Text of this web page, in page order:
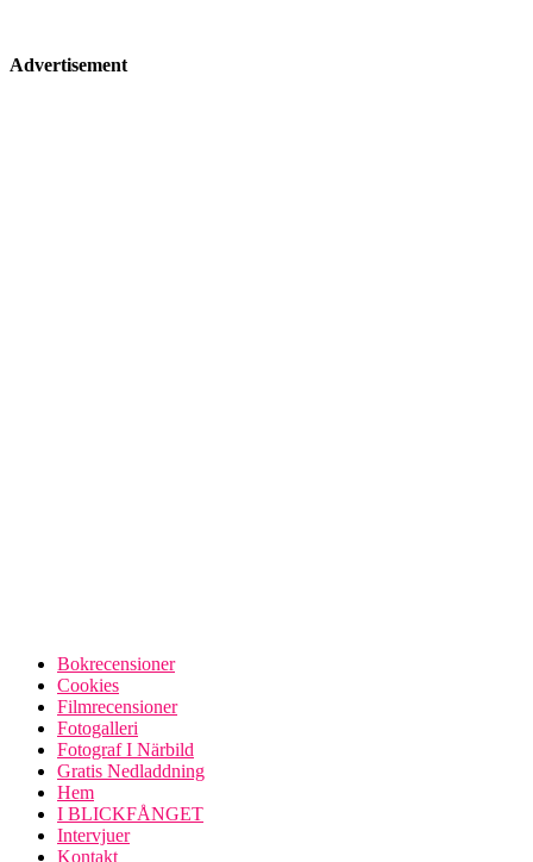
Advertisement
Bokrecensioner
Cookies
Filmrecensioner
Fotogalleri
Fotograf I Närbild
Gratis Nedladdning
Hem
I BLICKFÅNGET
Intervjuer
Kontakt